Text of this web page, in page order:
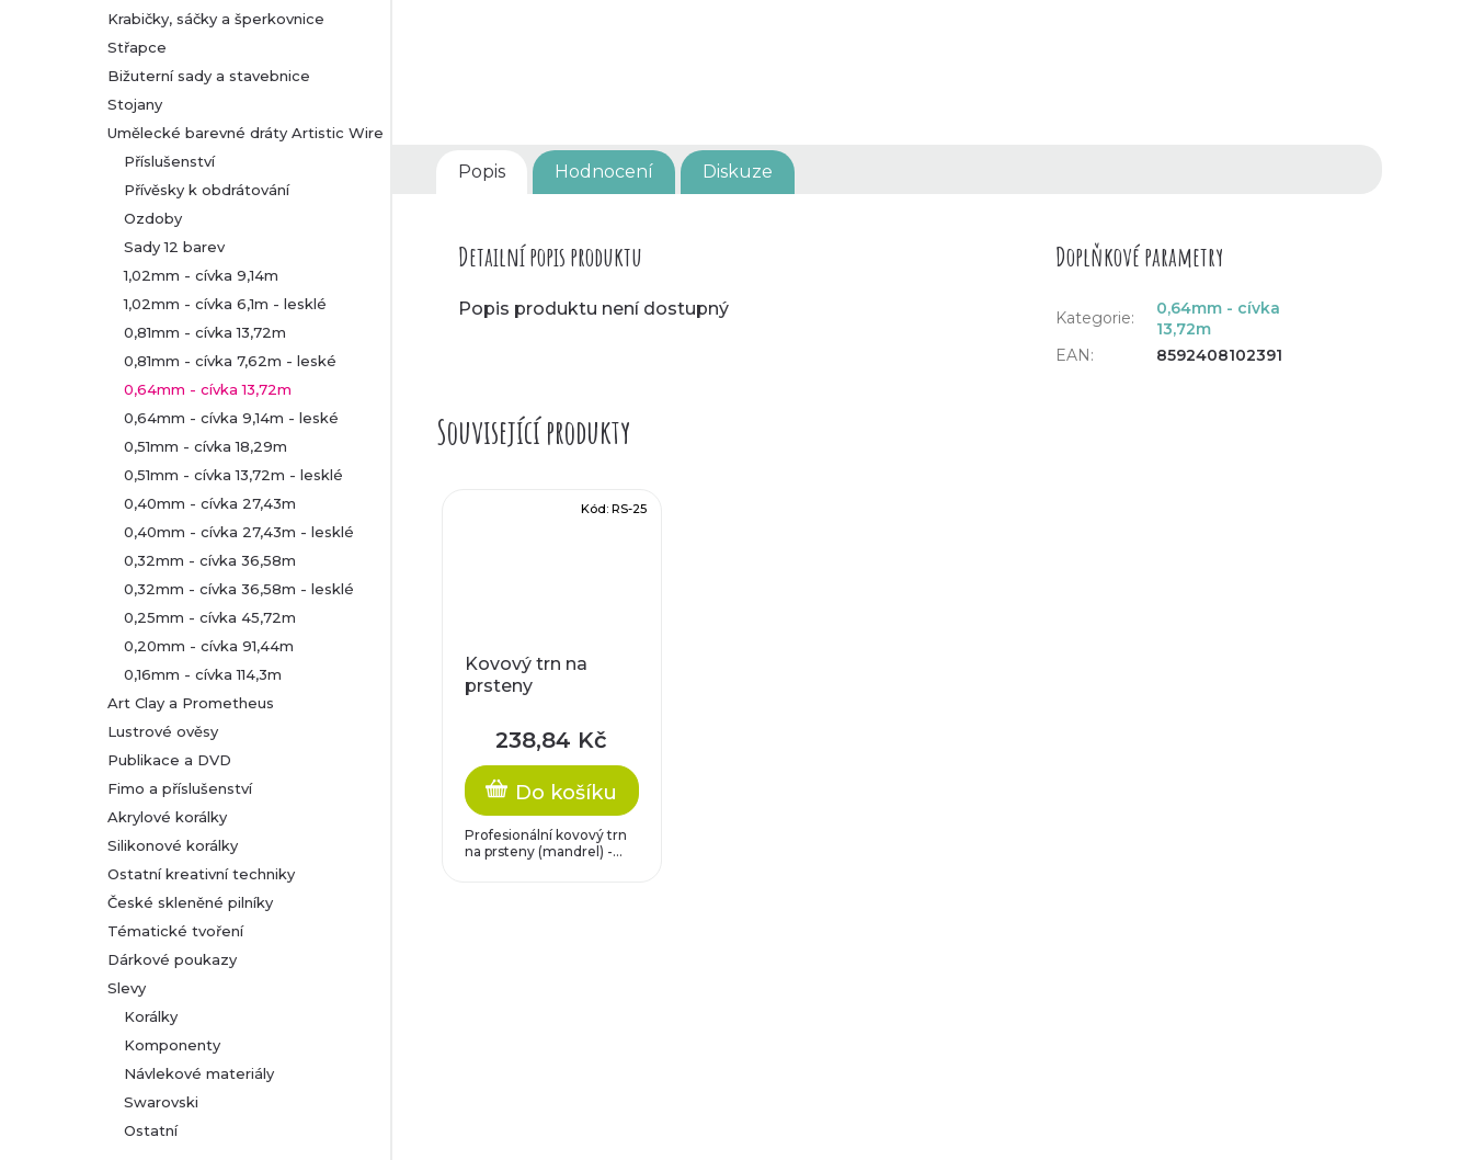
a
n
e
Krabičky, sáčky a šperkovnice
Střapce
Bižuterní sady a stavebnice
Stojany
Umělecké barevné dráty Artistic Wire
Příslušenství
Přívěsky k obdrátování
Ozdoby
Sady 12 barev
1,02mm - cívka 9,14m
1,02mm - cívka 6,1m - lesklé
0,81mm - cívka 13,72m
0,81mm - cívka 7,62m - leské
0,64mm - cívka 13,72m
0,64mm - cívka 9,14m - leské
0,51mm - cívka 18,29m
0,51mm - cívka 13,72m - lesklé
0,40mm - cívka 27,43m
0,40mm - cívka 27,43m - lesklé
0,32mm - cívka 36,58m
0,32mm - cívka 36,58m - lesklé
0,25mm - cívka 45,72m
0,20mm - cívka 91,44m
0,16mm - cívka 114,3m
Art Clay a Prometheus
Lustrové ověsy
Publikace a DVD
Fimo a příslušenství
Akrylové korálky
Silikonové korálky
Ostatní kreativní techniky
České skleněné pilníky
Tématické tvoření
Dárkové poukazy
Slevy
Korálky
Komponenty
Návlekové materiály
Swarovski
Ostatní
Popis Hodnocení Diskuze
Detailní popis produktu
Popis produktu není dostupný
Doplňkové parametry
Kategorie:
0,64mm - cívka
13,72m
EAN: 8592408102391
Související produkty
Kovový trn na
prsteny
238,84 Kč
Do košíku
Profesionální kovový trn
na prsteny (mandrel) -...
Kód: RS-25